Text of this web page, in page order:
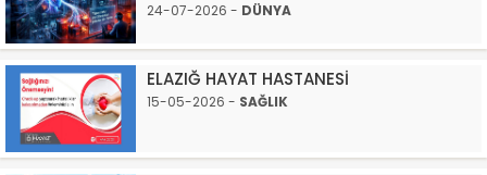
24-07-2026 - DÜNYA
ELAZIĞ HAYAT HASTANESİ
15-05-2026 - SAĞLIK